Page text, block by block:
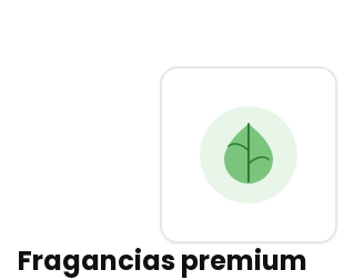
Fragancias premium